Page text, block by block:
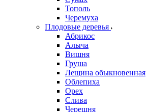
Тополь
Черемуха
Плодовые деревья
Абрикос
Алыча
Вишня
Груша
Лещина обыкновенная
Облепиха
Орех
Слива
Черешня